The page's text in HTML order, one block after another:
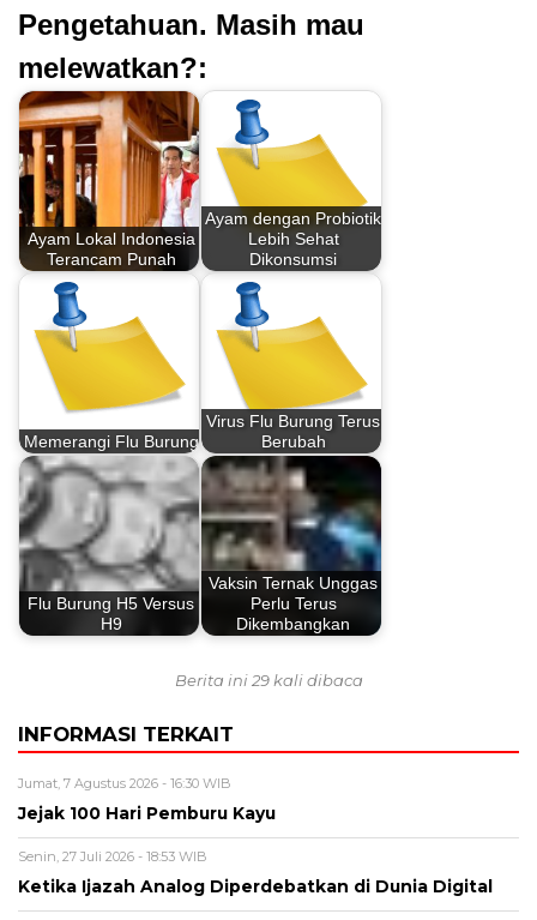
Pengetahuan. Masih mau
melewatkan?:
Ayam Lokal Indonesia
Terancam Punah
Ayam dengan Probiotik
Lebih Sehat
Dikonsumsi
Memerangi Flu Burung
Virus Flu Burung Terus
Berubah
Flu Burung H5 Versus
H9
Vaksin Ternak Unggas
Perlu Terus
Dikembangkan
Berita ini 29 kali dibaca
INFORMASI TERKAIT
Jumat, 7 Agustus 2026 - 16:30 WIB
Jejak 100 Hari Pemburu Kayu
Senin, 27 Juli 2026 - 18:53 WIB
Ketika Ijazah Analog Diperdebatkan di Dunia Digital